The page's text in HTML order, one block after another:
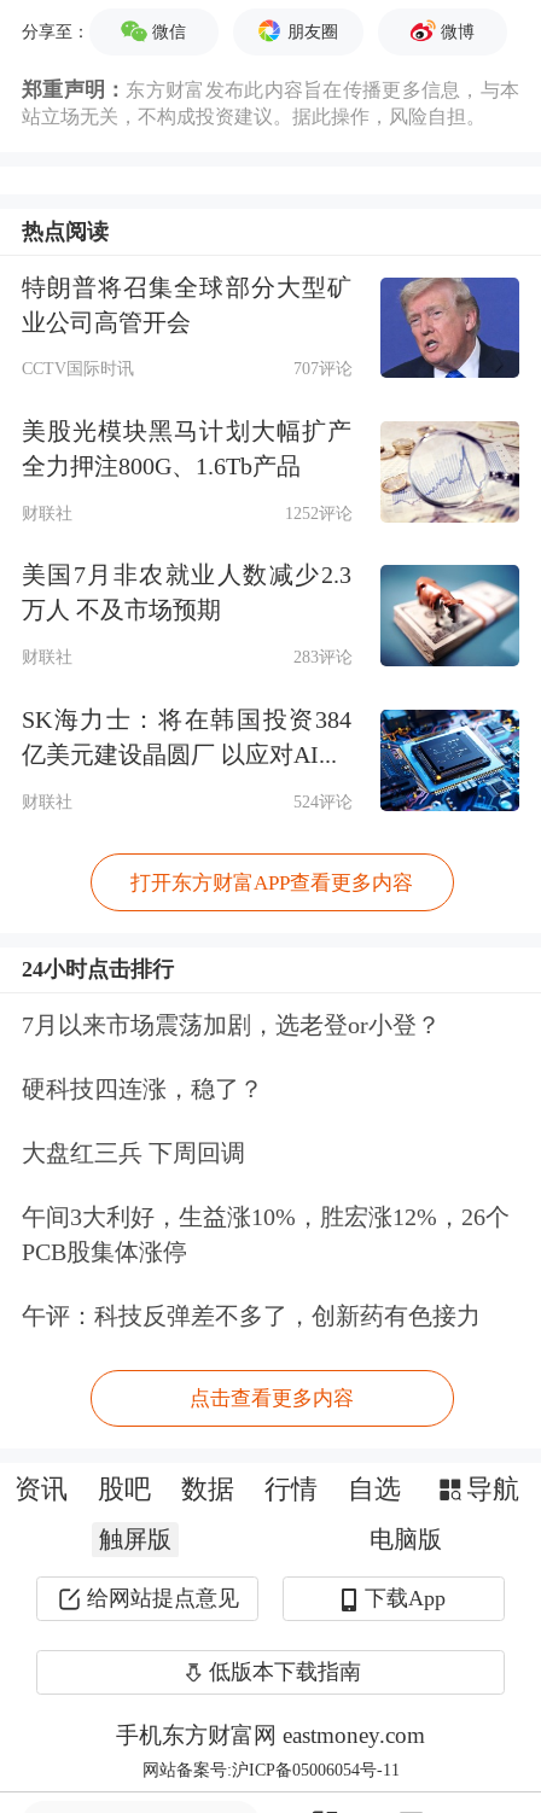
元，总量是20年前的17倍多。同期，美
国只增长1倍多，达到90万亿美元。我
国的资产增长如此之快，与房地产的大
行阶段的结束，意味着中国经济的转型
已经迫在眉睫，即从投资主导转向消费
主导。
同比增长在15%以上，我们实际GDP大
概是5%左右，也就是说，地方债务增
式已经构成了地方债务压力比较大的问
李迅雷也指出，二次转型的难点是债务
和结构问题、内循环缺陷。一方面投资
主导的经济增长模式需向消费转型，但
长期以来，我国基本是支出投资拉动的
增长模式，消费是慢变量且内生动能不
足，转型面临一定的挑战；另一方面，
中国地方债占比过高，这会削减强刺激
上，推进制造业转型升级和高水平开
作用，正确认识东亚模式的优势并坚定
中国经济发展转型的自信，坚持推进双
循环相互促进的新发展格局。
主力异动？Level-2助您洞察主力意图。
点击领取>>
文章来源：中国经营网
作者：郝亚娟
原标题：李迅雷：中国经济二次转型需降低对房地产的依赖
分享至： 微信 朋友圈 微博
郑重声明： 东方财富发布此内容旨在传播更多信息，与本
站立场无关，不构成投资建议。据此操作，风险自担。
热点阅读
特朗普将召集全球部分大型矿
业公司高管开会
CCTV国际时讯 707评论
美股光模块黑马计划大幅扩产
全力押注800G、1.6Tb产品
财联社 1252评论
美国7月非农就业人数减少2.3
万人 不及市场预期
财联社 283评论
SK海力士：将在韩国投资384
亿美元建设晶圆厂 以应对AI...
财联社 524评论
打开东方财富APP查看更多内容
24小时点击排行
7月以来市场震荡加剧，选老登or小登？
硬科技四连涨，稳了？
大盘红三兵 下周回调
午间3大利好，生益涨10%，胜宏涨12%，26个
PCB股集体涨停
午评：科技反弹差不多了，创新药有色接力
点击查看更多内容
资讯 股吧 数据 行情 自选 导航
触屏版 电脑版
给网站提点意见 下载App
低版本下载指南
手机东方财富网 eastmoney.com
网站备案号:沪ICP备05006054号-11